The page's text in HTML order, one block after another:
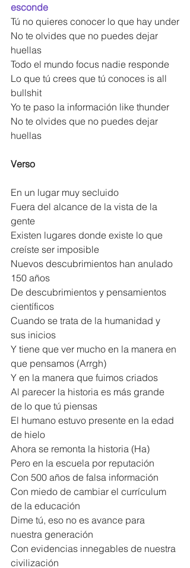
esconde
Tú no quieres conocer lo que hay under
No te olvides que no puedes dejar
huellas
Todo el mundo focus nadie responde
Lo que tú crees que tú conoces is all
bullshit
Yo te paso la información like thunder
No te olvides que no puedes dejar
huellas
Verso
En un lugar muy secluido
Fuera del alcance de la vista de la
gente
Existen lugares donde existe lo que
creíste ser imposible
Nuevos descubrimientos han anulado
150 años
De descubrimientos y pensamientos
científicos
Cuando se trata de la humanidad y
sus inicios
Y tiene que ver mucho en la manera en
que pensamos (Arrgh)
Y en la manera que fuimos criados
Al parecer la historia es más grande
de lo que tú piensas
El humano estuvo presente en la edad
de hielo
Ahora se remonta la historia (Ha)
Pero en la escuela por reputación
Con 500 años de falsa información
Con miedo de cambiar el currículum
de la educación
Dime tú, eso no es avance para
nuestra generación
Con evidencias innegables de nuestra
civilización